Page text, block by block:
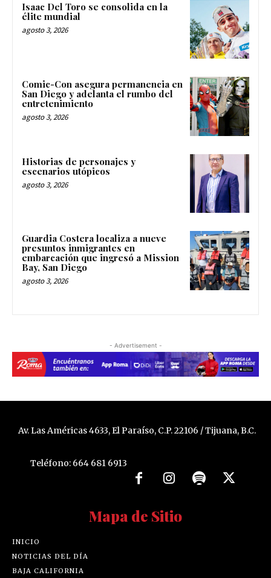
Isaac Del Toro se consolida en la
élite mundial
agosto 3, 2026
Comic-Con asegura permanencia en
San Diego y adelanta el rumbo del
entretenimiento
agosto 3, 2026
Historias de personajes y
escenarios utópicos
agosto 3, 2026
Guardia Costera localiza a nueve
presuntos inmigrantes en
embarcación que ingresó a Mission
Bay, San Diego
agosto 3, 2026
- Advertisement -
Av. Las Américas 4633, El Paraíso, C.P. 22106 / Tijuana, B.C.
Teléfono: 664 681 6913
Mapa de Sitio
INICIO
NOTICIAS DEL DÍA
BAJA CALIFORNIA